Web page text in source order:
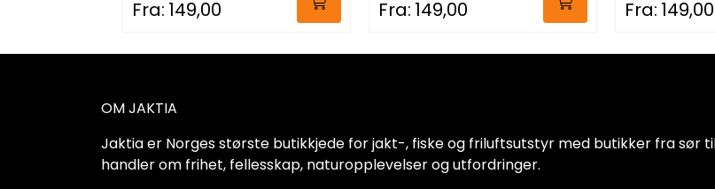
Fra: 149,00 Fra: 149,00 Fra: 149,00
OM JAKTIA
Jaktia er Norges største butikkjede for jakt-, fiske og friluftsutstyr med butikker fra sør
handler om frihet, fellesskap, naturopplevelser og utfordringer.